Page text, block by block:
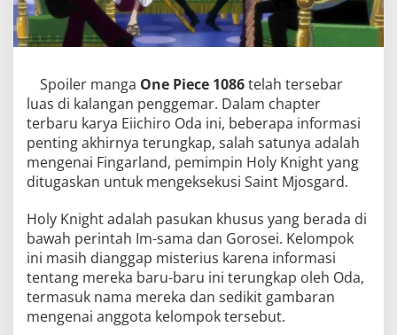
Spoiler manga One Piece 1086telah tersebar
luas di kalangan penggemar. Dalam chapter
terbaru karya Eiichiro Oda ini, beberapa informasi
penting akhirnya terungkap, salah satunya adalah
mengenai Fingarland, pemimpin Holy Knight yang
ditugaskan untuk mengeksekusi Saint Mjosgard.
Holy Knight adalah pasukan khusus yang berada di
bawah perintah Im-sama dan Gorosei. Kelompok
ini masih dianggap misterius karena informasi
tentang mereka baru-baru ini terungkap oleh Oda,
termasuk nama mereka dan sedikit gambaran
mengenai anggota kelompok tersebut.